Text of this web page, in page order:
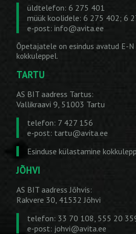
üldtelefon: 6 275 401
müük koolidele: 6 275 402; 6
e-post: info@avita.ee
Õpetajatele on esindus avatud E-N
kokkuleppel.
TARTU
AS BIT aadress Tartus:
Vallikraavi 9, 51003 Tartu
telefon: 7 427 156
e-post: tartu@avita.ee
Esinduse külastamine
JÕHVI
AS BIT aadress Jõhvis:
Rakvere 30, 41532 Jõhvi
telefon: 33 70 108, 555 20
e-post: johvi@avita.ee